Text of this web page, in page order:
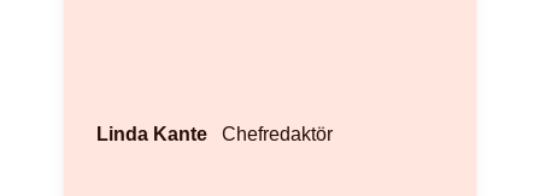
Linda Kante Chefredaktör